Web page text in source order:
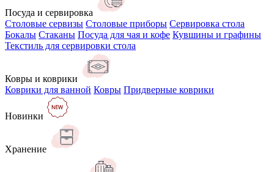
Посуда и сервировка
Столовые сервизы Столовые приборы Сервировка стола
Бокалы Стаканы Посуда для чая и кофе Кувшины и графины
Текстиль для сервировки стола
Ковры и коврики
Коврики для ванной Ковры Придверные коврики
Новинки
Хранение